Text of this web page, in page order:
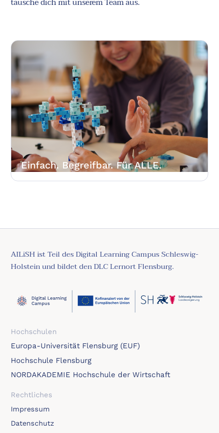
Einfach. Begreifbar. Für ALLE.
AILiSH ist Teil des Digital Learning Campus Schleswig-
Holstein und bildet den DLC Lernort Flensburg.
Hochschulen
Europa-Universität Flensburg (EUF)
Hochschule Flensburg
NORDAKADEMIE Hochschule der Wirtschaft
Rechtliches
Impressum
Datenschutz